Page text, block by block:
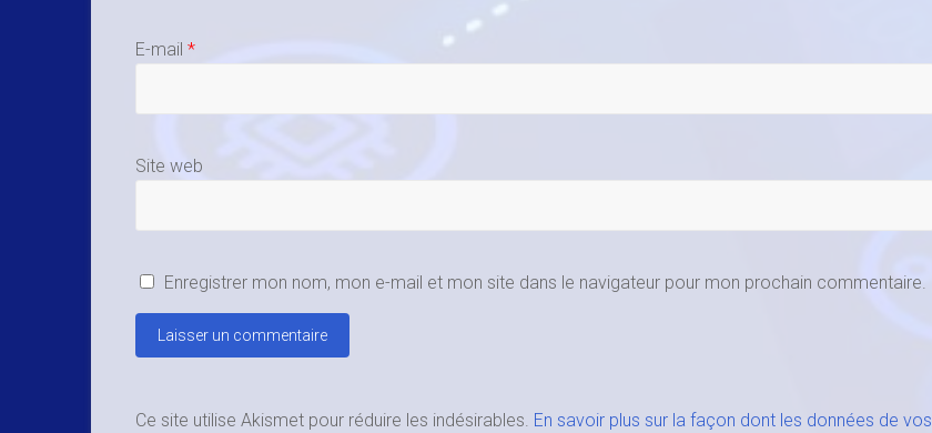
E-mail *
Site web
Enregistrer mon nom, mon e-mail et mon site dans le navigateur pour mon prochain commentaire.
Ce site utilise Akismet pour réduire les indésirables. En savoir plus sur la façon dont les données de vos